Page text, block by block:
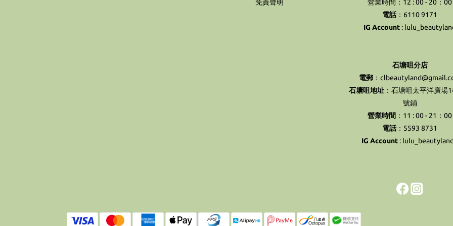
免責聲明
營業時間：12 : 00 - 20：00
電話：6110 9171
IG Account :
石塘咀分店
電郵：
石塘咀地址：石塘咀太平洋廣場
號鋪
營業時間 ：11 : 00 - 21：00
電話：5593 8731
IG Account :